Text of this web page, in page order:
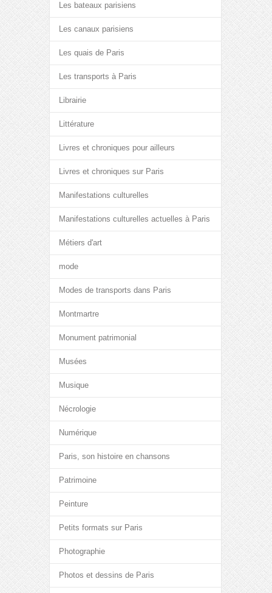
Les bateaux parisiens
Les canaux parisiens
Les quais de Paris
Les transports à Paris
Librairie
Littérature
Livres et chroniques pour ailleurs
Livres et chroniques sur Paris
Manifestations culturelles
Manifestations culturelles actuelles à Paris
Métiers d'art
mode
Modes de transports dans Paris
Montmartre
Monument patrimonial
Musées
Musique
Nécrologie
Numérique
Paris, son histoire en chansons
Patrimoine
Peinture
Petits formats sur Paris
Photographie
Photos et dessins de Paris